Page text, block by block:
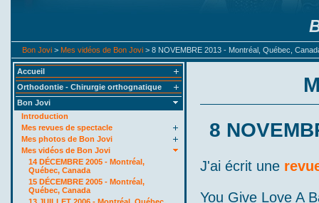
Bon Jovi > Mes vidéos de Bon Jovi > 8 NOVEMBRE 2013 - Montréal, Québec,
8
J'ai écrit une
You Give Love A
Accueil
Orthodontie - Chirurgie orthognatique
Bon Jovi
Introduction
Mes revues de spectacle
Mes photos de Bon Jovi
Mes vidéos de Bon Jovi
14 DÉCEMBRE 2005 - Montréal,
Québec, Canada
15 DÉCEMBRE 2005 - Montréal,
Québec, Canada